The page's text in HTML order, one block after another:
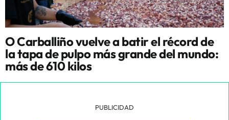
O Carballiño vuelve a batir el récord de
la tapa de pulpo más grande del mundo:
más de 610 kilos
PUBLICIDAD